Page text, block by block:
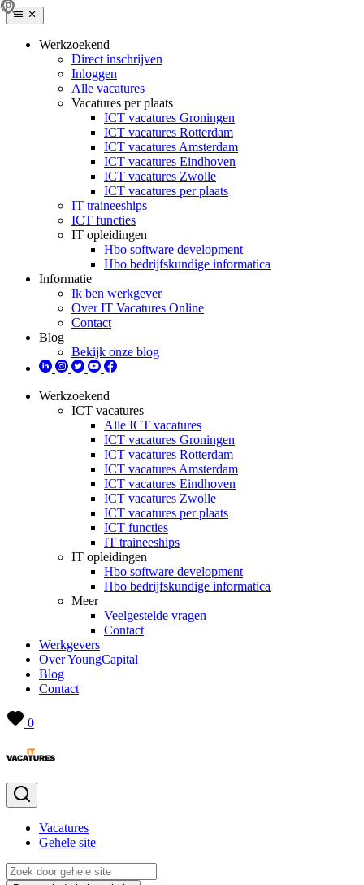
Werkzoekend
Direct inschrijven
Inloggen
Alle vacatures
Vacatures per plaats
ICT vacatures Groningen
ICT vacatures Rotterdam
ICT vacatures Amsterdam
ICT vacatures Eindhoven
ICT vacatures Zwolle
ICT vacatures per plaats
IT traineeships
ICT functies
IT opleidingen
Hbo software development
Hbo bedrijfskundige informatica
Informatie
Ik ben werkgever
Over IT Vacatures Online
Contact
Blog
Bekijk onze blog
Werkzoekend
ICT vacatures
Alle ICT vacatures
ICT vacatures Groningen
ICT vacatures Rotterdam
ICT vacatures Amsterdam
ICT vacatures Eindhoven
ICT vacatures Zwolle
ICT vacatures per plaats
ICT functies
IT traineeships
IT opleidingen
Hbo software development
Hbo bedrijfskundige informatica
Meer
Veelgestelde vragen
Contact
Werkgevers
Over YoungCapital
Blog
Contact
0
Vacatures
Gehele site